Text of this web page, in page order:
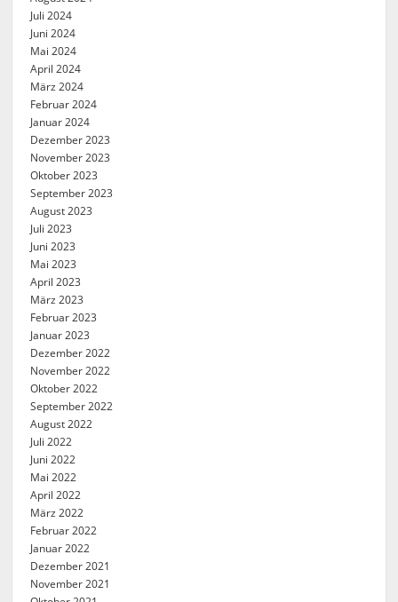
Juli 2024
Juni 2024
Mai 2024
April 2024
März 2024
Februar 2024
Januar 2024
Dezember 2023
November 2023
Oktober 2023
September 2023
August 2023
Juli 2023
Juni 2023
Mai 2023
April 2023
März 2023
Februar 2023
Januar 2023
Dezember 2022
November 2022
Oktober 2022
September 2022
August 2022
Juli 2022
Juni 2022
Mai 2022
April 2022
März 2022
Februar 2022
Januar 2022
Dezember 2021
November 2021